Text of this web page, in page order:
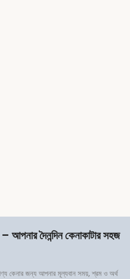
– আপনার দৈনন্দিন কেনাকাটার সহজ
কেনার জন্য আপনার মূল্যবান সময়, শ্রম ও অর্থ